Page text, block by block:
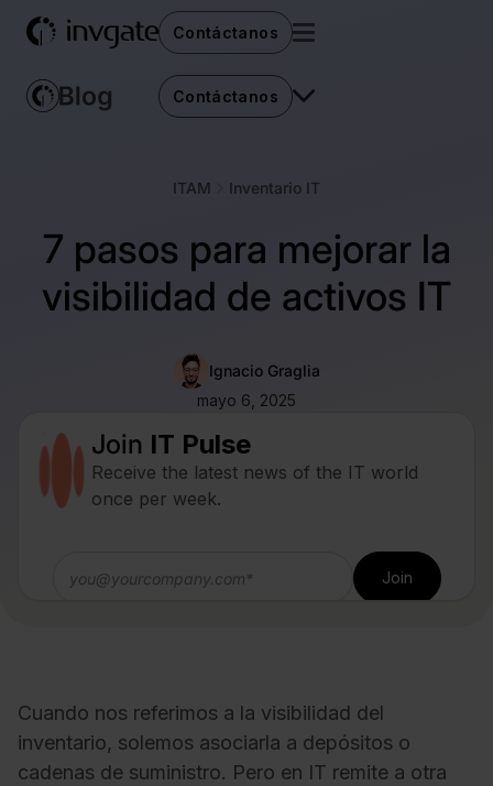
Contáctanos
Contáctanos
ITAM Inventario IT
7 pasos para mejorar la
visibilidad de activos IT
Ignacio Graglia
mayo 6, 2025
Join IT Pulse
Receive the latest news of the IT world
once per week.
Cuando nos referimos a la visibilidad del
inventario, solemos asociarla a depósitos o
cadenas de suministro. Pero en IT remite a otra